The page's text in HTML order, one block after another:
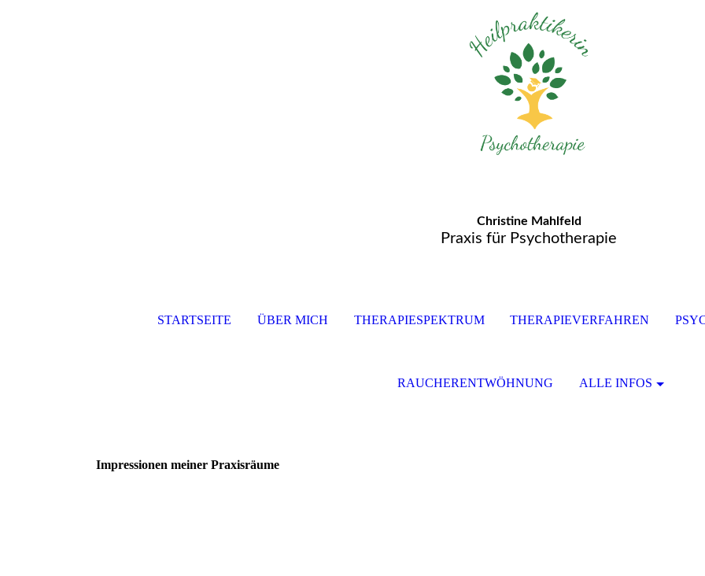
Christine Mahlfeld
Praxis für Psychotherapie
STARTSEITE ÜBER MICH THERAPIESPEKTRUM THERAPIEVERFAHREN
RAUCHERENTWÖHNUNG ALLE INFOS
Impressionen meiner Praxisräume